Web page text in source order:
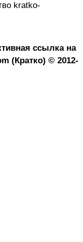
kratko-
ссылка на
(Кратко) © 2012-